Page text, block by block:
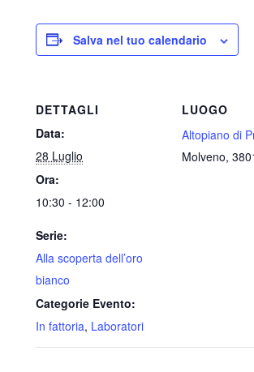
Salva nel tuo calendario
DETTAGLI
Data:
28 Luglio
Ora:
10:30 - 12:00
Serie:
Alla scoperta dell’oro
bianco
Categorie Evento:
In fattoria, Laboratori
LUOGO
Altopiano di
Molveno,